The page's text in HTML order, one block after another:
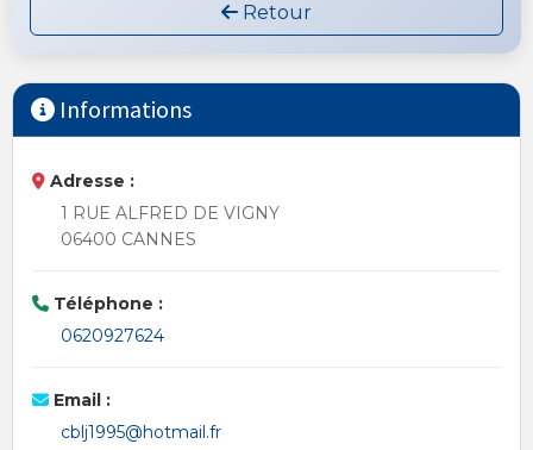
Retour
Informations
Adresse :
1 RUE ALFRED DE VIGNY
06400 CANNES
Téléphone :
0620927624
Email :
cblj1995@hotmail.fr